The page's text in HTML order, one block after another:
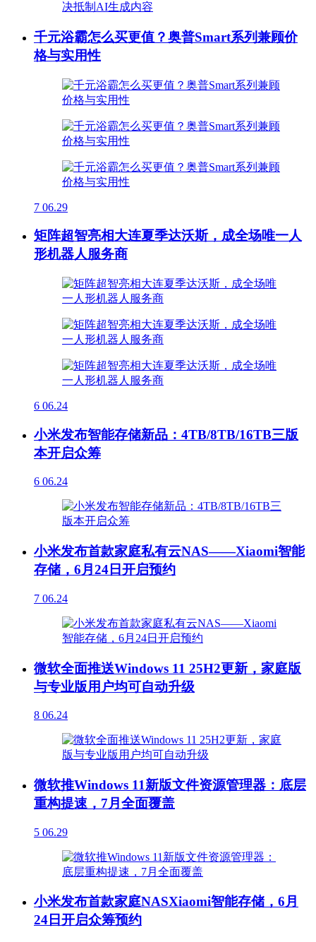
千元浴霸怎么买更值？奥普Smart系列兼顾价
格与实用性
7 06.29
矩阵超智亮相大连夏季达沃斯，成全场唯一人
形机器人服务商
6 06.24
小米发布智能存储新品：4TB/8TB/16TB三版
本开启众筹
6 06.24
小米发布首款家庭私有云NAS——Xiaomi智能
存储，6月24日开启预约
7 06.24
微软全面推送Windows 11 25H2更新，家庭版
与专业版用户均可自动升级
8 06.24
微软推Windows 11新版文件资源管理器：底层
重构提速，7月全面覆盖
5 06.29
小米发布首款家庭NASXiaomi智能存储，6月
24日开启众筹预约